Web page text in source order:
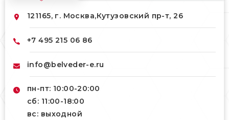
121165, г. Москва,Кутузовский пр-т, 26
+7 495 215 06 86
info@belveder-e.ru
пн-пт: 10:00-20:00
сб: 11:00-18:00
вс: выходной